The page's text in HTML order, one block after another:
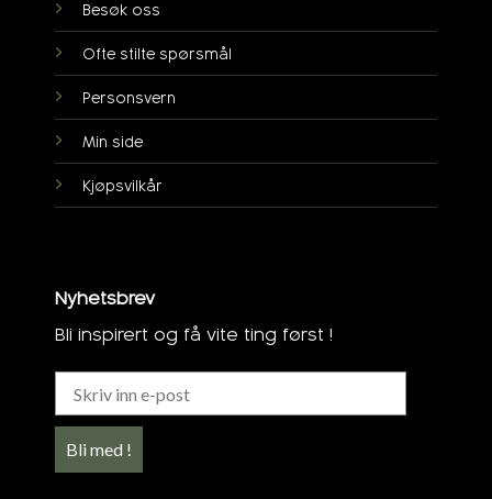
Besøk oss
Ofte stilte spørsmål
Personsvern
Min side
Kjøpsvilkår
Nyhetsbrev
Bli inspirert og få vite ting først !
Bli med !